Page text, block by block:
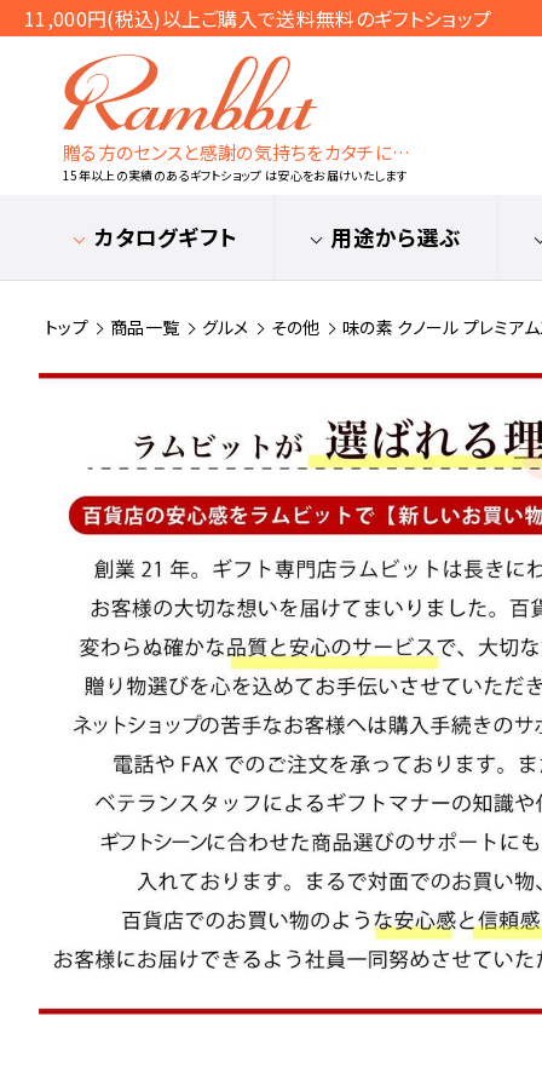
11,000円(税込)以上ご購入で送料無料のギフトショップ
贈る方のセンスと感謝の気持ちをカタチに…
15年以上の実績のあるギフトショップ は安心をお届けいたします
カタログギフト 用途から選ぶ
トップ 商品一覧 グルメ その他 味の素 クノール プレミア